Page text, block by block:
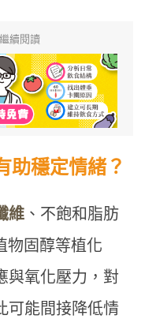
續閱讀
助穩定情緒？
維 、不飽和脂肪
物固醇等植化
與氧化壓力，對
可能間接降低情